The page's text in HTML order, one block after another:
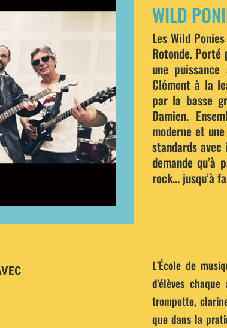
WILD
Les Wild
Rotonde. Porté
une
Clément à la
par la basse
Damien.
moderne et
standards
demande
rock… jusqu’à
L’École de
d’élèves
trompette,
que dans la